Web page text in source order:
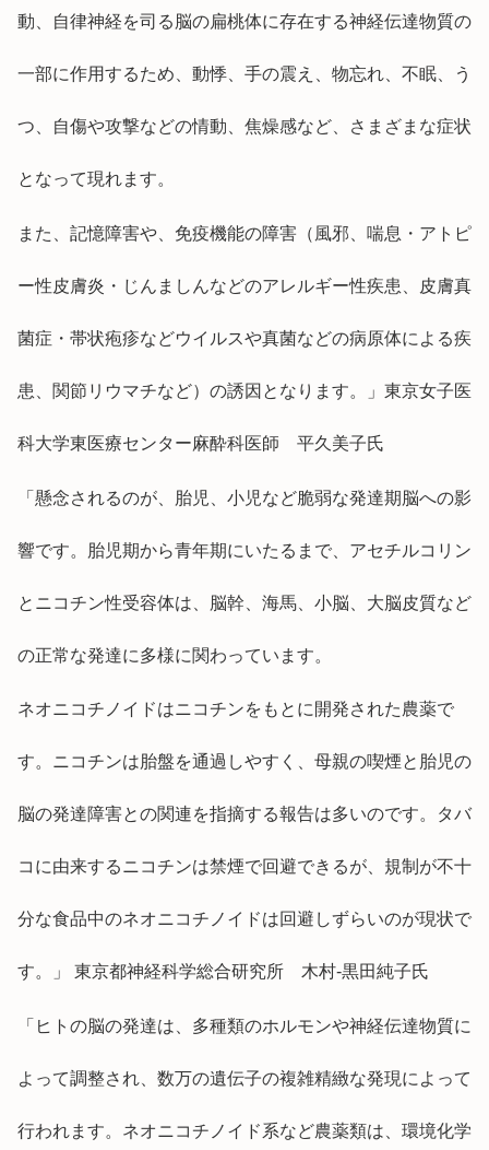
動、自律神経を司る脳の扁桃体に存在する神経伝達物質の
一部に作用するため、動悸、手の震え、物忘れ、不眠、う
つ、自傷や攻撃などの情動、焦燥感など、さまざまな症状
となって現れます。
また、記憶障害や、免疫機能の障害（風邪、喘息・アトピ
ー性皮膚炎・じんましんなどのアレルギー性疾患、皮膚真
菌症・帯状疱疹などウイルスや真菌などの病原体による疾
患、関節リウマチなど）の誘因となります。」東京女子医
科大学東医療センター麻酔科医師 平久美子氏
「懸念されるのが、胎児、小児など脆弱な発達期脳への影
響です。胎児期から青年期にいたるまで、アセチルコリン
とニコチン性受容体は、脳幹、海馬、小脳、大脳皮質など
の正常な発達に多様に関わっています。
ネオニコチノイドはニコチンをもとに開発された農薬で
す。ニコチンは胎盤を通過しやすく、母親の喫煙と胎児の
脳の発達障害との関連を指摘する報告は多いのです。タバ
コに由来するニコチンは禁煙で回避できるが、規制が不十
分な食品中のネオニコチノイドは回避しずらいのが現状で
す。」 東京都神経科学総合研究所 木村-黒田純子氏
「ヒトの脳の発達は、多種類のホルモンや神経伝達物質に
よって調整され、数万の遺伝子の複雑精緻な発現によって
行われます。ネオニコチノイド系など農薬類は、環境化学